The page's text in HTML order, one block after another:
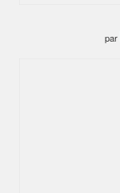
par